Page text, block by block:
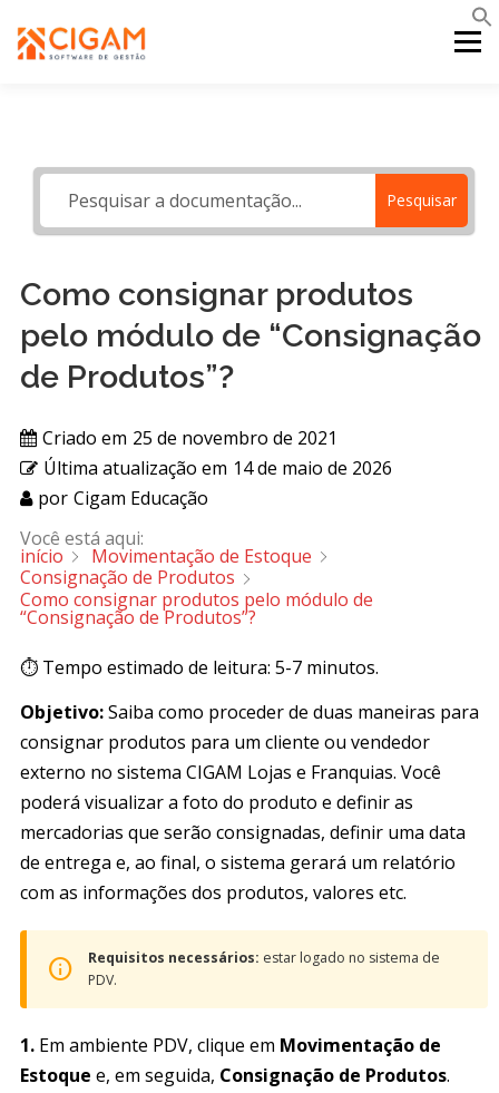
para
Menu
PORTAL WEB MOBILE SUPORTE Pesquisar
Como consignar produtos
pelo módulo de “Consignação
de Produtos”?
Criado em 25 de novembro de 2021
Última atualização em 14 de maio de 2026
por Cigam Educação
Você está aqui:
início
Movimentação de Estoque
Consignação de Produtos
Como consignar produtos pelo módulo de
“Consignação de Produtos”?
⏱️ Tempo estimado de leitura: 5-7 minutos.
Objetivo:Saiba como proceder de duas maneiras para
consignar produtos para um cliente ou vendedor
externo no sistema CIGAM Lojas e Franquias. Você
poderá visualizar a foto do produto e definir as
mercadorias que serão consignadas, definir uma data
de entrega e, ao final, o sistema gerará um relatório
com as informações dos produtos, valores etc.
Requisitos necessários: estar logado no sistema de
PDV.
1. Em ambiente PDV, clique em Movimentação de
Estoque e, em seguida, Consignação de Produtos.